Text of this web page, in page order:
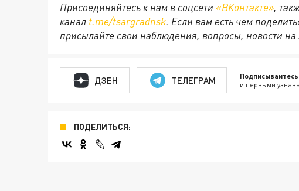
Присоединяйтесь к нам в соцсети «ВКонтакте»,
канал t.me/tsargradnsk. Если вам есть чем
присылайте свои наблюдения, вопросы, новости на
ДЗЕН ТЕЛЕГРАМ и первыми
ПОДЕЛИТЬСЯ: